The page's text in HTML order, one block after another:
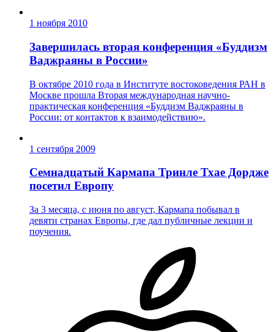
1 ноября 2010
Завершилась вторая конференция «Буддизм
Ваджраяны в России»
В октябре 2010 года в Институте востоковедения РАН в
Москве прошла Вторая международная научно-
практическая конференция «Буддизм Ваджраяны в
России: от контактов к взаимодействию».
1 сентября 2009
Семнадцатый Кармапа Тринле Тхае Дордже
посетил Европу
За 3 месяца, с июня по август, Кармапа побывал в
девяти странах Европы, где дал публичные лекции и
поучения.